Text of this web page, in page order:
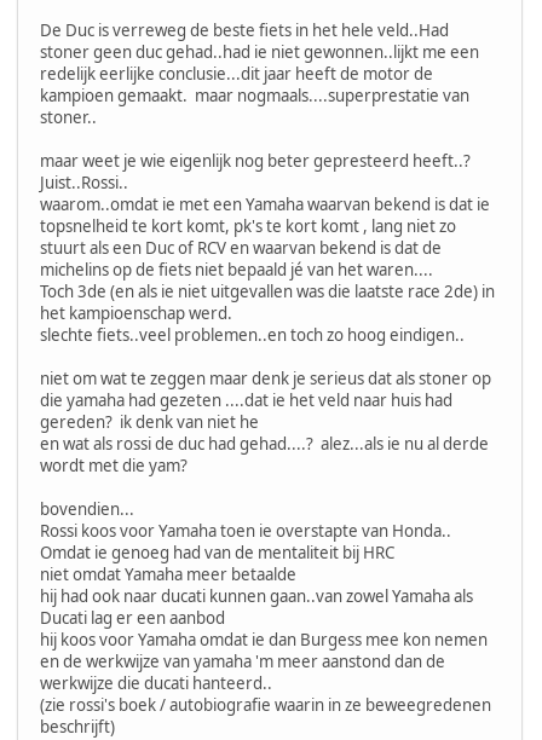
De Duc is verreweg de beste fiets in het hele veld..Had
stoner geen duc gehad..had ie niet gewonnen..lijkt me een
redelijk eerlijke conclusie...dit jaar heeft de motor de
kampioen gemaakt. maar nogmaals....superprestatie van
stoner..
maar weet je wie eigenlijk nog beter gepresteerd heeft..?
Juist..Rossi..
waarom..omdat ie met een Yamaha waarvan bekend is dat ie
topsnelheid te kort komt, pk's te kort komt , lang niet zo
stuurt als een Duc of RCV en waarvan bekend is dat de
michelins op de fiets niet bepaald jé van het waren....
Toch 3de (en als ie niet uitgevallen was die laatste race 2de) in
het kampioenschap werd.
slechte fiets..veel problemen..en toch zo hoog eindigen..
niet om wat te zeggen maar denk je serieus dat als stoner op
die yamaha had gezeten ....dat ie het veld naar huis had
gereden? ik denk van niet he
en wat als rossi de duc had gehad....? alez...als ie nu al derde
wordt met die yam?
bovendien...
Rossi koos voor Yamaha toen ie overstapte van Honda..
Omdat ie genoeg had van de mentaliteit bij HRC
niet omdat Yamaha meer betaalde
hij had ook naar ducati kunnen gaan..van zowel Yamaha als
Ducati lag er een aanbod
hij koos voor Yamaha omdat ie dan Burgess mee kon nemen
en de werkwijze van yamaha 'm meer aanstond dan de
werkwijze die ducati hanteerd..
(zie rossi's boek / autobiografie waarin in ze beweegredenen
beschrijft)